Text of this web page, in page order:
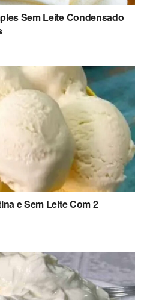
Sem Leite Condensado
e Sem Leite Com 2